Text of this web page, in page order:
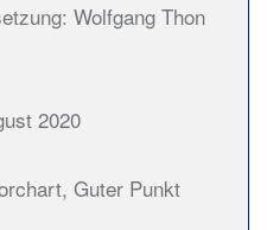
Wolfgang Thon
2020
Guter Punkt